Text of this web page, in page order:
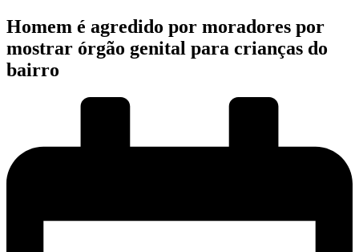
Homem é agredido por moradores por
mostrar órgão genital para crianças do
bairro